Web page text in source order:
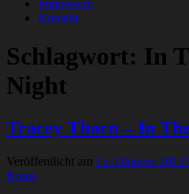
Impressum
Kontakt
Schlagwort: In
Night
Tracey Thorn – In
Veröffentlicht am 15. Oktober 2012
Kraus